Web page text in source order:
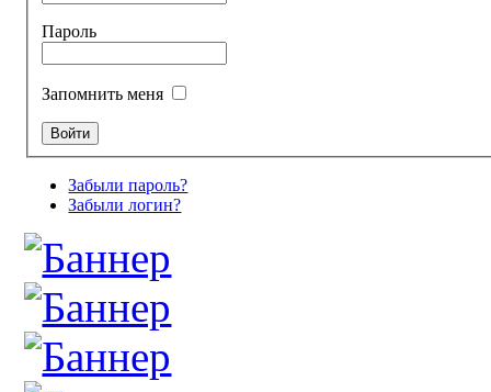
Пароль
Запомнить меня
Забыли пароль?
Забыли логин?